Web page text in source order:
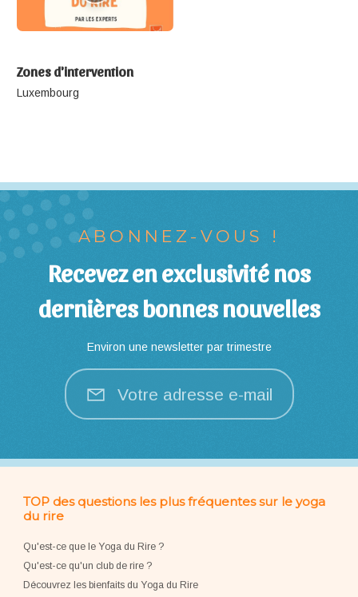
Zones d'intervention
Luxembourg
ABONNEZ-VOUS !
Recevez en exclusivité nos
dernières bonnes nouvelles
Environ une newsletter par trimestre
Votre adresse e-mail
TOP des questions les plus fréquentes sur le yoga
du rire
Qu'est-ce que le Yoga du Rire ?
Qu'est-ce qu'un club de rire ?
Découvrez les bienfaits du Yoga du Rire